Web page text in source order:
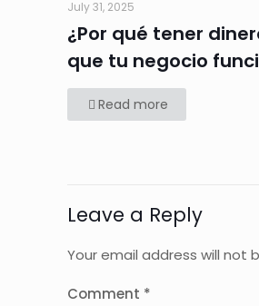
July 31, 2025
¿Por qué tener
que tu negocio
Read more
Leave a Reply
Your email address will not
Comment *